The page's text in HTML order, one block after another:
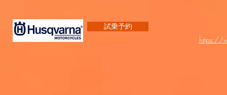
試乗予約
https://